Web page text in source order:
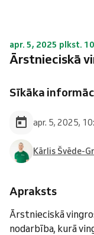
apr. 5, 2025 plkst.
Ārstnieciskā
Sīkāka
apr. 5, 2025,
Kārlis Švēde-
Apraksts
Ārstnieciskā
nodarbība, kurā